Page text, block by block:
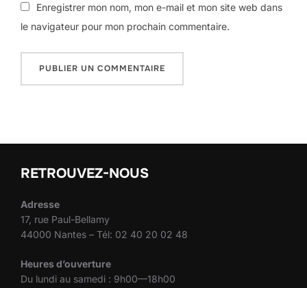
Enregistrer mon nom, mon e-mail et mon site web dans
le navigateur pour mon prochain commentaire.
RETROUVEZ-NOUS
Adresse
17, rue Paul-Bellamy
44000 Nantes – Tél: 02 40 20 02 48
Heures d’ouverture
Du lundi au samedi : 9h00—18h00